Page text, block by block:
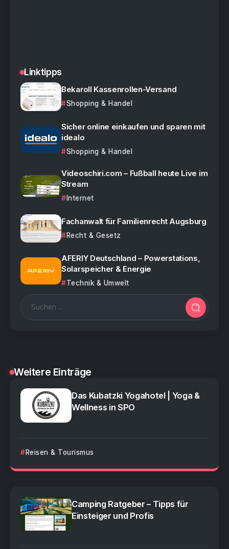
Linktipps
Bekaroll Kassenrollen-Versand
Shopping & Handel
Sicher online einkaufen und sparen mit
idealo
Shopping & Handel
Videoschiri.com – Fußball heute Live im
Stream
Internet
Fachanwalt für Familienrecht Augsburg
Recht & Gesetz
AFERIY Deutschland – Powerstations,
Solarspeicher & Energie
Technik & Umwelt
Weitere Einträge
Das Kubatzki Yogahotel | Yoga &
Wellness in SPO
Reisen & Tourismus
Camping Ratgeber – Tipps für
Einsteiger und Profis